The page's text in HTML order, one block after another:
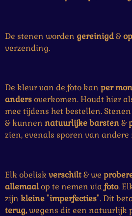
De stenen worden gereinigd&
verzending.
De kleur van de foto kan per
andersoverkomen. Houdt hier
mee tijdens het bestellen.
& kunnen natuurlijkebarsten&
zien, evenals sporen van
Elk obelisk verschilt& we
allemaalop te nemen viafoto.
zijn kleine"imperfecties". Dit
terug,wegens dit een natuurlijk